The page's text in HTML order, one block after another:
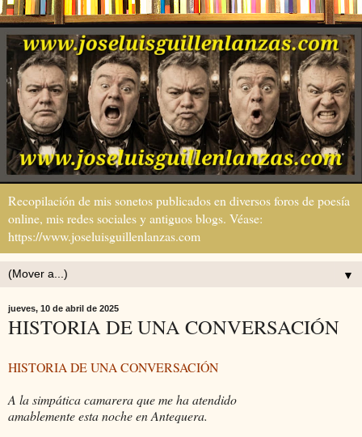
Recopilación de mis sonetos publicados en diversos foros de poesía
online, mis redes sociales y antiguos blogs. Véase:
https://www.joseluisguillenlanzas.com
▼
jueves, 10 de abril de 2025
HISTORIA DE UNA CONVERSACIÓN
HISTORIA DE UNA CONVERSACIÓN
A la simpática camarera que me ha atendido
amablemente esta noche en Antequera.